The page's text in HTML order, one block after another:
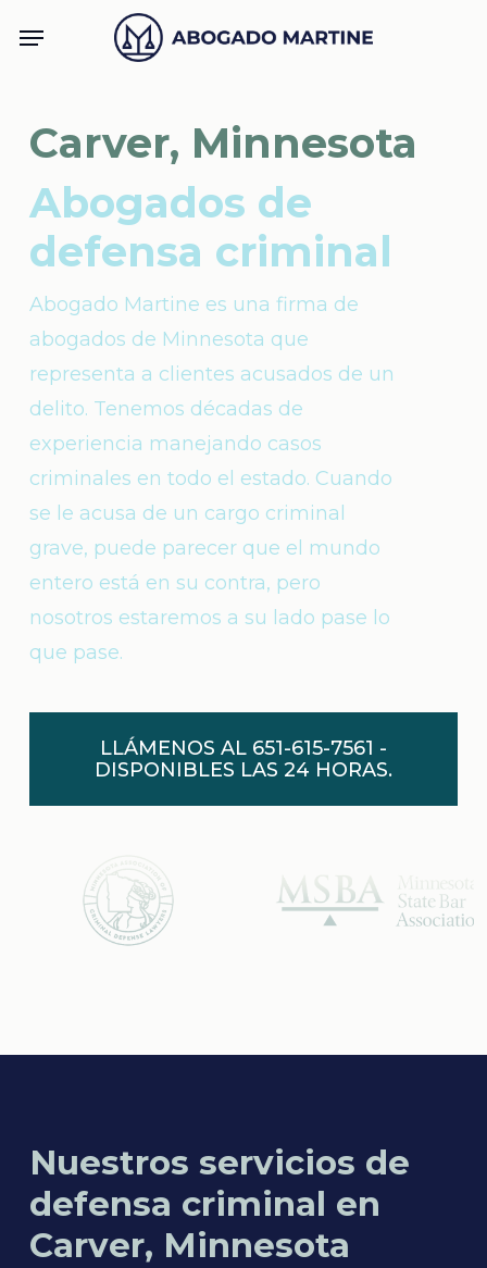
Menu
Carver, Minnesota
Abogados de
defensa criminal
Abogado Martine es una firma de
abogados de Minnesota que
representa a clientes acusados de un
delito. Tenemos décadas de
experiencia manejando casos
criminales en todo el estado. Cuando
se le acusa de un cargo criminal
grave, puede parecer que el mundo
entero está en su contra, pero
nosotros estaremos a su lado pase lo
que pase.
LLÁMENOS AL 651-615-7561 -
DISPONIBLES LAS 24 HORAS.
Nuestros servicios de
defensa criminal en
Carver, Minnesota